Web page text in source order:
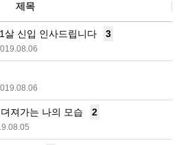
제목
살 신입 인사드립니다 3
져가는 나의 모습 2